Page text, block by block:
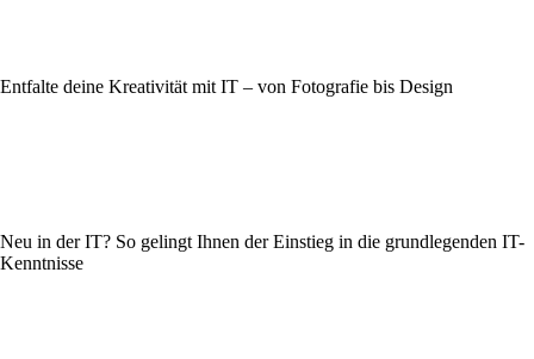
Entfalte deine Kreativität mit IT – von Fotografie bis Design
Neu in der IT? So gelingt Ihnen der Einstieg in die grundlegenden IT-
Kenntnisse